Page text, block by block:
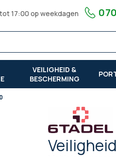
17:00 op weekdagen
VEILIGHEID &
BESCHERMING